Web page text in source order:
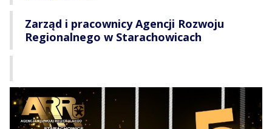
Zarząd i pracownicy Agencji Rozwoju
Regionalnego w Starachowicach